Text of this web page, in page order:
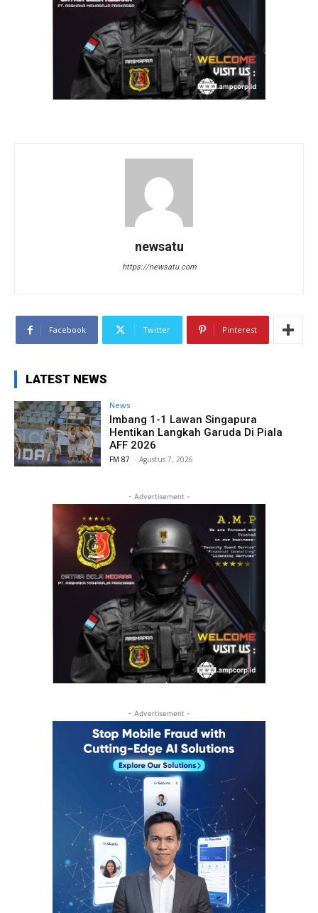
newsatu
https://newsatu.com
Facebook Twitter Pinterest
LATEST NEWS
News
Imbang 1-1 Lawan Singapura
Hentikan Langkah Garuda Di Piala
AFF 2026
FM 87 - Agustus 7, 2026
- Advertisement -
- Advertisement -